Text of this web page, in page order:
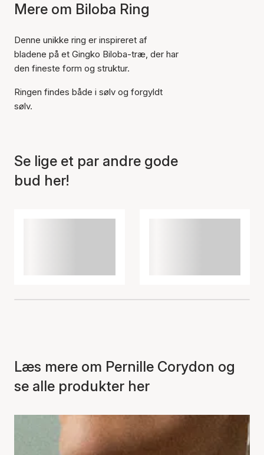
Mere om Biloba Ring
Denne unikke ring er inspireret af
bladene på et Gingko Biloba-træ, der har
den fineste form og struktur.
Ringen findes både i sølv og forgyldt
sølv.
Se lige et par andre gode
bud her!
Læs mere om Pernille Corydon og
se alle produkter her